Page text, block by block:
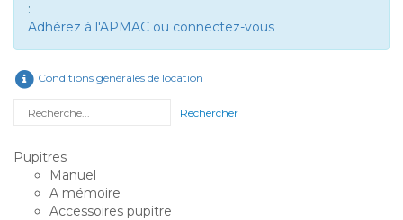
:
Adhérez à l'APMAC ou connectez-vous
Conditions générales de location
Rechercher
Pupitres
Manuel
A mémoire
Accessoires pupitre